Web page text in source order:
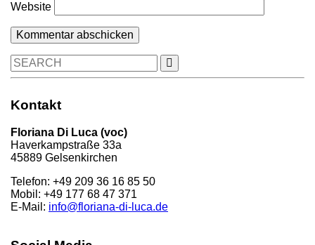
Website
Search
for:
Kontakt
Floriana Di Luca (voc)
Haverkampstraße 33a
45889 Gelsenkirchen
Telefon: +49 209 36 16 85 50
Mobil: +49 177 68 47 371
E-Mail: info@floriana-di-luca.de